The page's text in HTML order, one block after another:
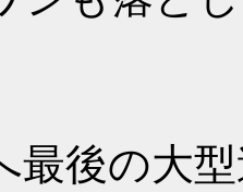
最後の大